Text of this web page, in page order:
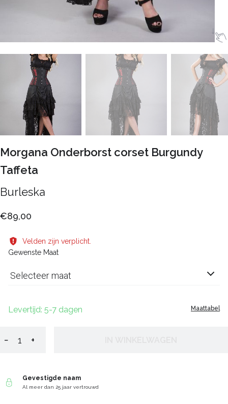
Morgana Onderborst corset Burgundy
Taffeta
Burleska
€89,00
Velden zijn verplicht.
Gewenste Maat
Selecteer maat
Maattabel
Levertijd: 5-7 dagen
− +
Gevestigde naam
Al meer dan 25 jaar vertrouwd